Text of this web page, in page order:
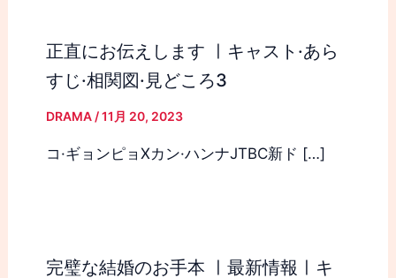
正直にお伝えします ㅣキャスト·あら
すじ·相関図·見どころ3
DRAMA/11月 20, 2023
コ·ギョンピョXカン·ハンナJTBC新ド […]
完璧な結婚のお手本 ㅣ最新情報ㅣキ